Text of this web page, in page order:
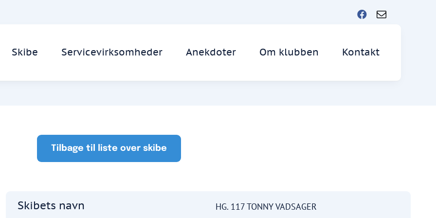
Skibe Servicevirksomheder Anekdoter Om klubben Kontakt
Tilbage til liste over skibe
Skibets navn HG. 117 TONNY VADSAGER